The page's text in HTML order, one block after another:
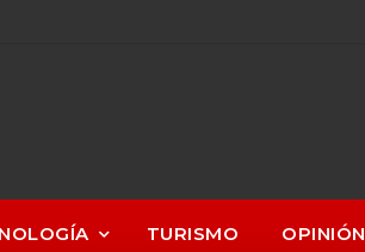
TURISMO OPINIÓN